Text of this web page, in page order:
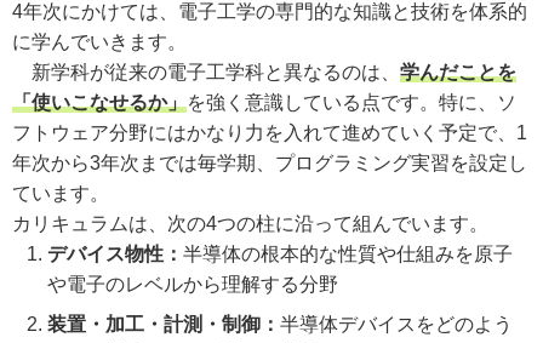
4年次にかけては、電子工学の専門的な知識と技術を体系的
に学んでいきます。
新学科が従来の電子工学科と異なるのは、 学んだことを
「使いこなせるか」を強く意識している点です。特に、ソ
フトウェア分野にはかなり力を入れて進めていく予定で、1
年次から3年次までは毎学期、プログラミング実習を設定し
ています。
カリキュラムは、次の4つの柱に沿って組んでいます。
デバイス物性： 半導体の根本的な性質や仕組みを原子
や電子のレベルから理解する分野
装置・加工・計測・制御： 半導体デバイスをどのよう